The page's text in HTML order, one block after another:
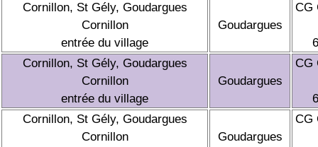
Cornillon, St Gély, Goudargues
Cornillon
entrée du village
Goudargues
CG
Cornillon, St Gély, Goudargues
Cornillon
entrée du village
Goudargues
CG
Cornillon, St Gély, Goudargues
Cornillon
Goudargues
CG